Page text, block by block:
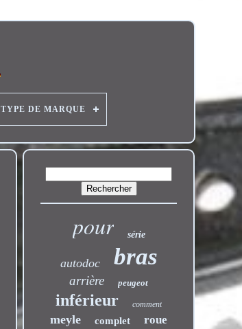
TYPE DE MARQUE
pour série
autodoc bras
arrière peugeot
inférieur comment
meyle complet roue